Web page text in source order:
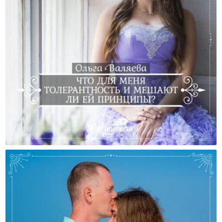
Что Для Меня Толерантность И Мешают Ли Ей
Принципы?